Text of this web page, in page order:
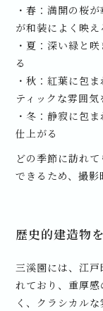
・春：満開の桜
が和装によく映え
・夏：深い緑と
る
・秋：紅葉に包
ティックな雰囲気
・冬：静寂に包
仕上がる
どの季節に訪れ
できるため、撮影
歴史的建造物
三溪園には、江
れており、重厚
く、クラシカルな